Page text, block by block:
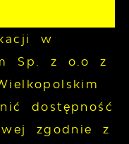
w
Sp. z o.o z
dostępność
zgodnie z